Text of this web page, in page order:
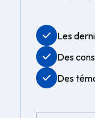
Les
Des
Des